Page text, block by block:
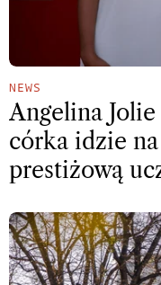
NEWS
Angelina
córka idzie na
prestiżową